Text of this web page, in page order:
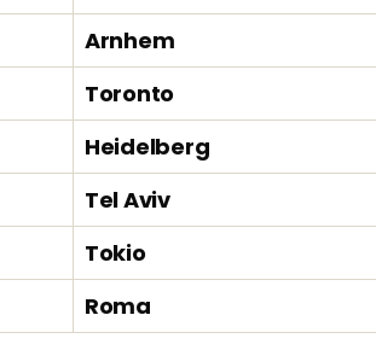
Arnhem
Toronto
Heidelberg
Tel Aviv
Tokio
Roma